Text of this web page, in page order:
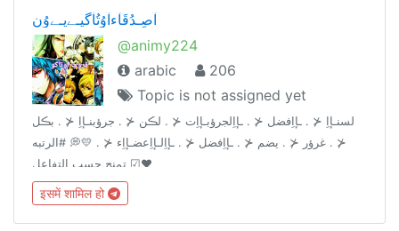
آصِـدُقَآءآوُتُآگيـﮯيـﮯوُن
@animy224
arabic
206
Topic is not assigned yet
لسنـإاِ ⊀ . ـإاِفضل ⊀ . ـإاِلجرؤبـإاِت ⊀ . لڪن ⊀ . جرؤبنـإاِ ⊀ . بڪل
⊀ . غرؤر ⊀ . يضم ⊀ . ـإاِفضل ⊀ . ـإاِلـإاِعضـإاِء ⊀ . 💛💭 #الرتبه
تمنح حسب التفاعل ☑❤
इसमें शामिल हो